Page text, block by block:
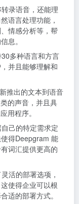
录语音，还能理
语言处理功能，
情感分析等，帮
息。
多种语言和方言
并且能够理解和
推出的文本到语音
的声音，并且具
用程序。
己的特定需求定
得Deepgram 能
词汇提供更高的
活的部署选项，
使得企业可以根
适的部署方式。